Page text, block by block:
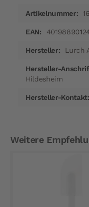
Lurch
Hildesheim
Weitere